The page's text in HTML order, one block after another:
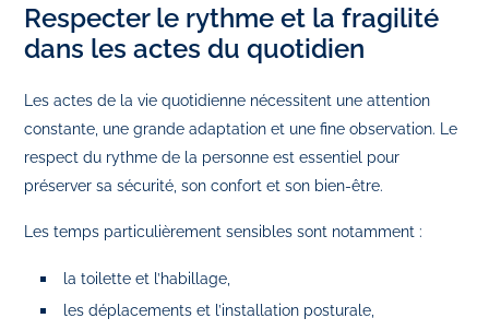
Respecter le rythme et la fragilité
dans les actes du quotidien
Les actes de la vie quotidienne nécessitent une attention
constante, une grande adaptation et une fine observation. Le
respect du rythme de la personne est essentiel pour
préserver sa sécurité, son confort et son bien‑être.
Les temps particulièrement sensibles sont notamment :
la toilette et l’habillage,
les déplacements et l’installation posturale,